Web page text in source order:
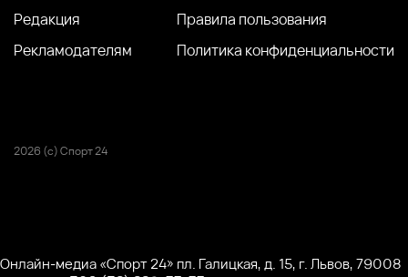
Редакция
Рекламодателям
Правила пользования
Политика конфиденциальности
2026 (с) Спорт 24
Онлайн-медиа «Спорт 24» пл. Галицкая, д. 15, г. Львов, 79008